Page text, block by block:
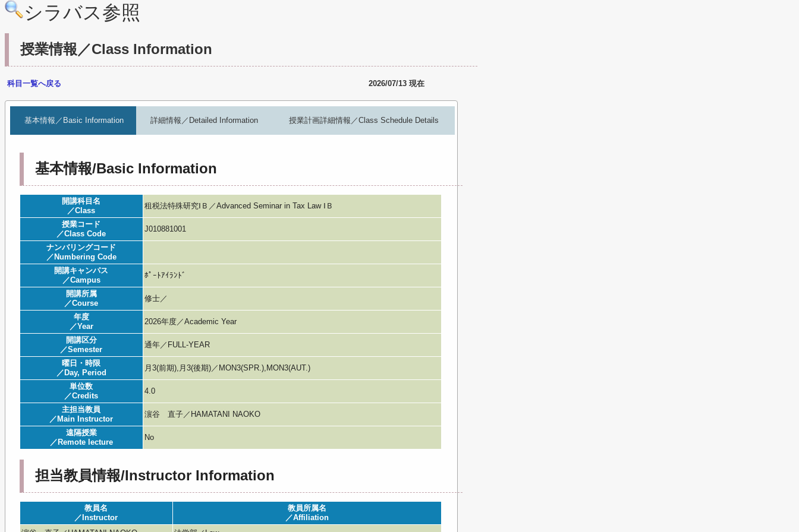
シラバス参照
授業情報／Class Information
科目一覧へ戻る 2026/07/13 現在
基本情報／Basic Information 詳細情報／Detailed Information 授業計画詳細情報／Class Schedule Details
基本情報/Basic Information
開講科目名
／Class
租税法特殊研究ⅠＢ／Advanced Seminar in Tax Law ⅠＢ
授業コード
／Class Code
J010881001
ナンバリングコード
／Numbering Code
開講キャンパス
／Campus
ﾎﾟｰﾄｱｲﾗﾝﾄﾞ
開講所属
／Course
修士／
年度
／Year
2026年度／Academic Year
開講区分
／Semester
通年／FULL-YEAR
曜日・時限
／Day, Period
月3(前期),月3(後期)／MON3(SPR.),MON3(AUT.)
単位数
／Credits
4.0
主担当教員
／Main Instructor
濵谷 直子／HAMATANI NAOKO
遠隔授業
／Remote lecture
No
担当教員情報/Instructor Information
教員名
／Instructor
教員所属名
／Affiliation